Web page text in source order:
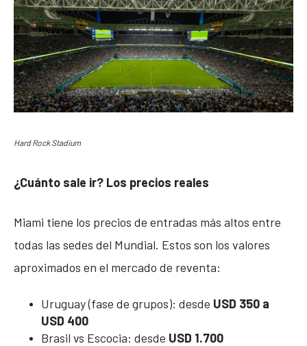
Hard Rock Stadium
¿Cuánto sale ir? Los precios reales
Miami tiene los precios de entradas más altos entre
todas las sedes del Mundial. Estos son los valores
aproximados en el mercado de reventa:
Uruguay (fase de grupos): desde USD 350 a
USD 400
Brasil vs Escocia: desde USD 1.700